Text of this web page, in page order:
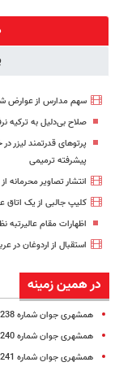
سهم مدارس از عوارض
صلاح بی‌دلیل به ترکیه
پرتوهای قدرتمند
پیشرفته ترمیمی
انتشار تصاویر
کلیپ جالبی از یک اتاق عمل در
اظهارات مقام عالیرتبه
استقبال از اردوغان در
در همین زمینه
همشهری جوان شماره 238 منتشر شد
همشهری جوان شماره 240 منتشر شد
همشهری جوان شماره 241 منتشر شد